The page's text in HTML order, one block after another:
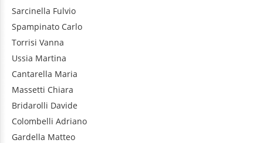
Sarcinella Fulvio
Spampinato Carlo
Torrisi Vanna
Ussia Martina
Cantarella Maria
Massetti Chiara
Bridarolli Davide
Colombelli Adriano
Gardella Matteo